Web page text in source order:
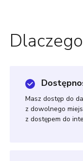
Masz dostęp do
z dowolnego
z dostępem do